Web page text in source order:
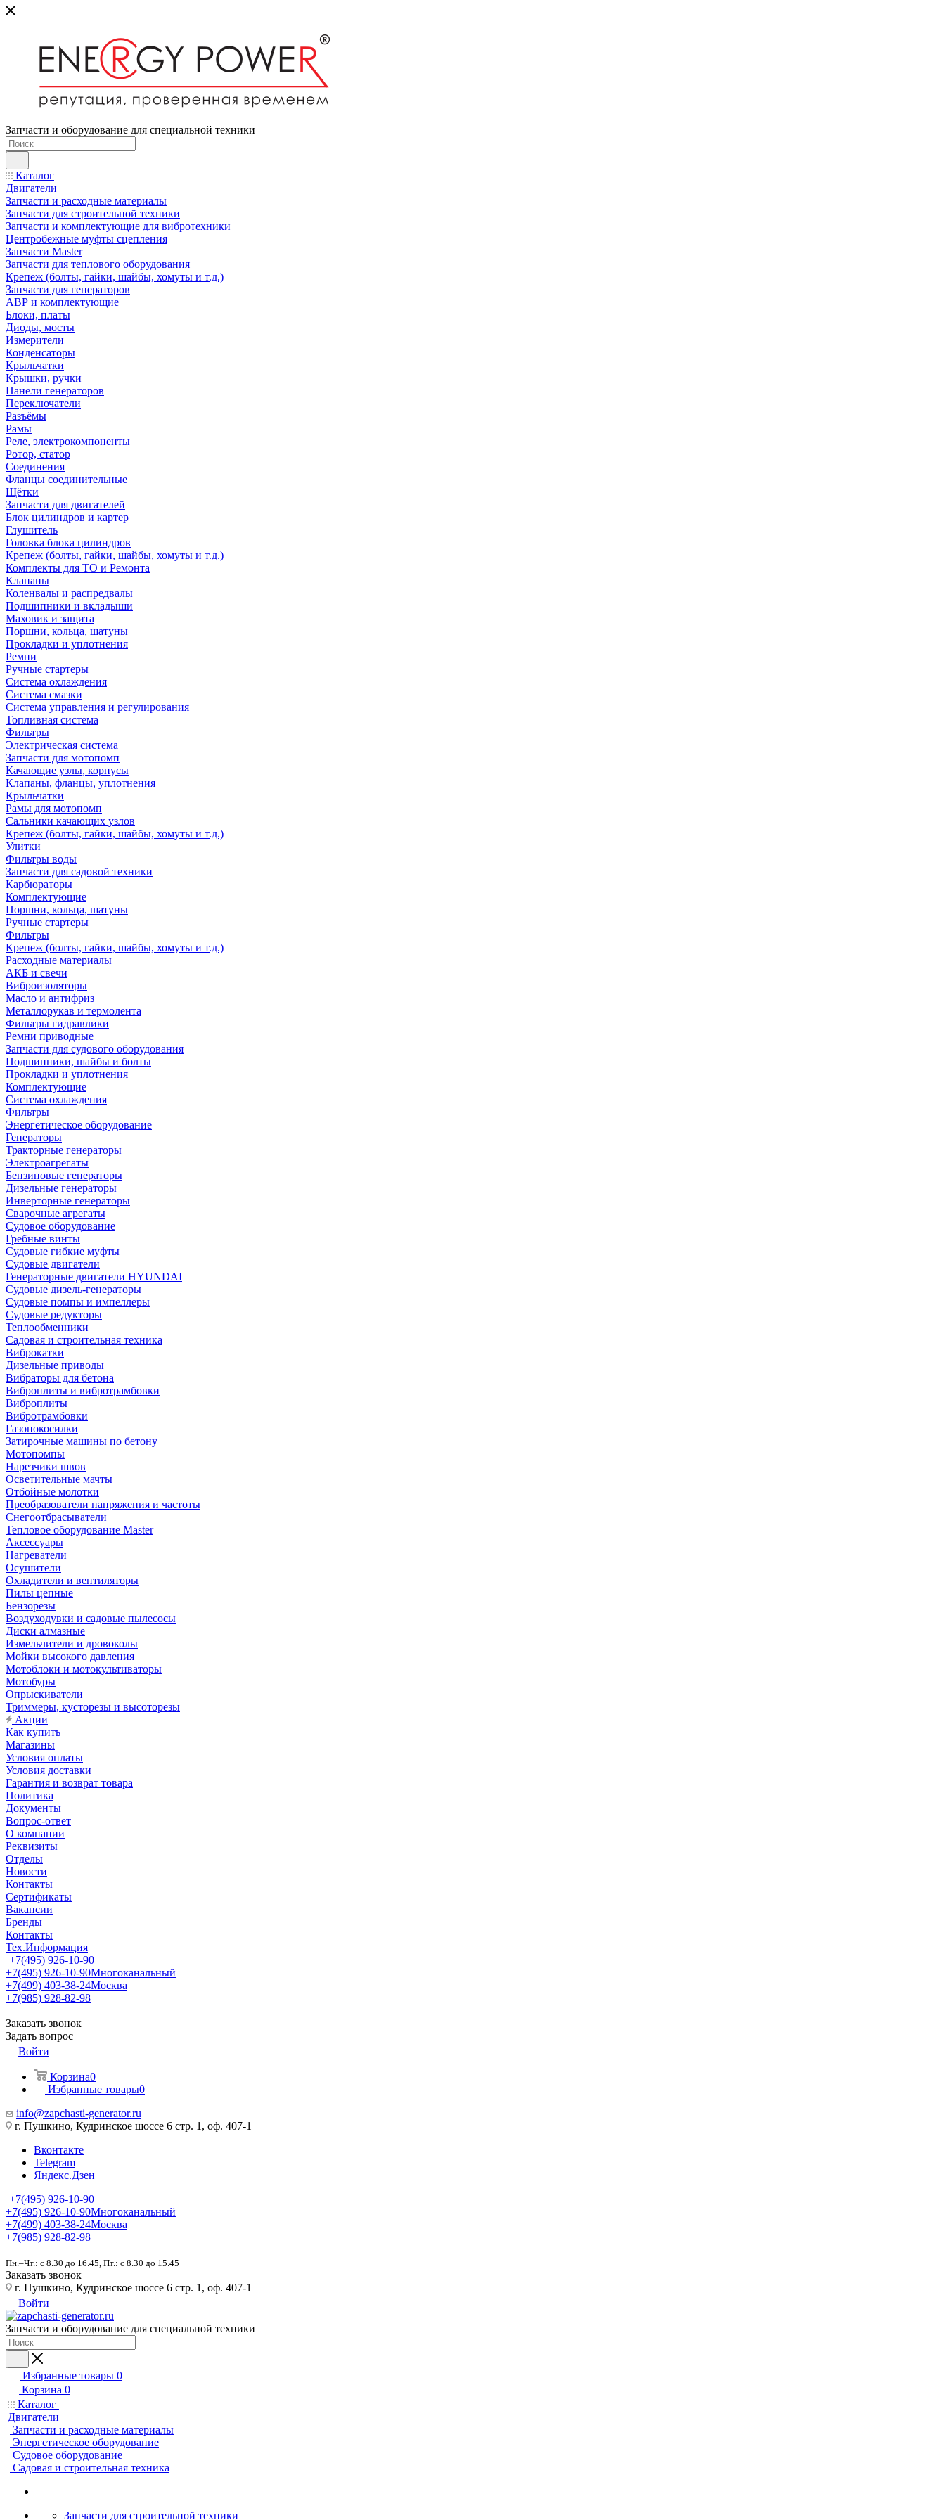
Запчасти и оборудование для специальной техники
Каталог
Двигатели
Запчасти и расходные материалы
Запчасти для строительной техники
Запчасти и комплектующие для вибротехники
Центробежные муфты сцепления
Запчасти Master
Запчасти для теплового оборудования
Крепеж (болты, гайки, шайбы, хомуты и т.д.)
Запчасти для генераторов
АВР и комплектующие
Блоки, платы
Диоды, мосты
Измерители
Конденсаторы
Крыльчатки
Крышки, ручки
Панели генераторов
Переключатели
Разъёмы
Рамы
Реле, электрокомпоненты
Ротор, статор
Соединения
Фланцы соединительные
Щётки
Запчасти для двигателей
Блок цилиндров и картер
Глушитель
Головка блока цилиндров
Крепеж (болты, гайки, шайбы, хомуты и т.д.)
Комплекты для ТО и Ремонта
Клапаны
Коленвалы и распредвалы
Подшипники и вкладыши
Маховик и защита
Поршни, кольца, шатуны
Прокладки и уплотнения
Ремни
Ручные стартеры
Система охлаждения
Система смазки
Система управления и регулирования
Топливная система
Фильтры
Электрическая система
Запчасти для мотопомп
Качающие узлы, корпусы
Клапаны, фланцы, уплотнения
Крыльчатки
Рамы для мотопомп
Сальники качающих узлов
Крепеж (болты, гайки, шайбы, хомуты и т.д.)
Улитки
Фильтры воды
Запчасти для садовой техники
Карбюраторы
Комплектующие
Поршни, кольца, шатуны
Ручные стартеры
Фильтры
Крепеж (болты, гайки, шайбы, хомуты и т.д.)
Расходные материалы
АКБ и свечи
Виброизоляторы
Масло и антифриз
Металлорукав и термолента
Фильтры гидравлики
Ремни приводные
Запчасти для судового оборудования
Подшипники, шайбы и болты
Прокладки и уплотнения
Комплектующие
Система охлаждения
Фильтры
Энергетическое оборудование
Генераторы
Тракторные генераторы
Электроагрегаты
Бензиновые генераторы
Дизельные генераторы
Инверторные генераторы
Сварочные агрегаты
Судовое оборудование
Гребные винты
Судовые гибкие муфты
Судовые двигатели
Генераторные двигатели HYUNDAI
Судовые дизель-генераторы
Судовые помпы и импеллеры
Судовые редукторы
Теплообменники
Садовая и строительная техника
Виброкатки
Дизельные приводы
Вибраторы для бетона
Виброплиты и вибротрамбовки
Виброплиты
Вибротрамбовки
Газонокосилки
Затирочные машины по бетону
Мотопомпы
Нарезчики швов
Осветительные мачты
Отбойные молотки
Преобразователи напряжения и частоты
Снегоотбрасыватели
Тепловое оборудование Master
Аксессуары
Нагреватели
Осушители
Охладители и вентиляторы
Пилы цепные
Бензорезы
Воздуходувки и садовые пылесосы
Диски алмазные
Измельчители и дровоколы
Мойки высокого давления
Мотоблоки и мотокультиваторы
Мотобуры
Опрыскиватели
Триммеры, кусторезы и высоторезы
Акции
Как купить
Магазины
Условия оплаты
Условия доставки
Гарантия и возврат товара
Политика
Документы
Вопрос-ответ
О компании
Реквизиты
Отделы
Новости
Контакты
Сертификаты
Вакансии
Бренды
Контакты
Тех.Информация
+7(495) 926-10-90
+7(495) 926-10-90Многоканальный
+7(499) 403-38-24Москва
+7(985) 928-82-98
Заказать звонок
Задать вопрос
Войти
Корзина0
Избранные товары0
info@zapchasti-generator.ru
г. Пушкино, Кудринское шоссе 6 стр. 1, оф. 407-1
Вконтакте
Telegram
Яндекс.Дзен
+7(495) 926-10-90
+7(495) 926-10-90Многоканальный
+7(499) 403-38-24Москва
+7(985) 928-82-98
Пн.–Чт.: с 8.30 до 16.45, Пт.: с 8.30 до 15.45
Заказать звонок
г. Пушкино, Кудринское шоссе 6 стр. 1, оф. 407-1
Войти
Запчасти и оборудование для специальной техники
Избранные товары 0
Корзина 0
Каталог
Двигатели
Запчасти и расходные материалы
Энергетическое оборудование
Судовое оборудование
Садовая и строительная техника
Запчасти для строительной техники